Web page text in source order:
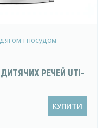
і посудом
РЕЧЕЙ UTI-
КУПИТИ